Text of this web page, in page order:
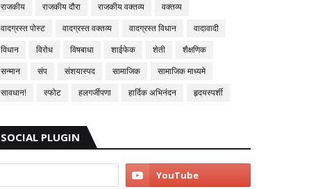
राजकीय
राजकीय दौरा राजकीय वक्तव्य
वक्तव्य
वादग्रस्त पोस्ट
वादग्रस्त वक्तव्य वादग्रस्त विधान
वादावादी
विधान
विरोध विषबाधा शाईफेक शेती
शैक्षणिक
सन्मान
संप संशयास्पद सामाजिक
सामाजिक माध्यमे
सावधान!
स्फोट हलगर्जीपणा हार्दिक अभिनंदन हृदयस्पर्शी
SOCIAL PLUGIN